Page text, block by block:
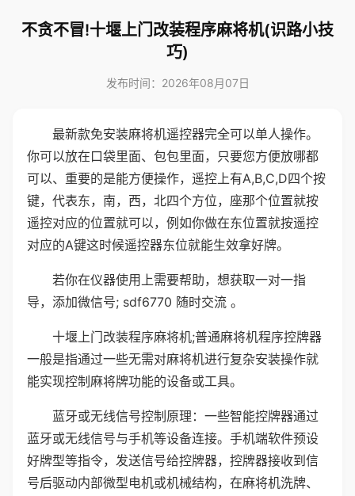
不贪不冒!十堰上门改装程序麻将机(识路小技
巧)
发布时间：2026年08月07日
最新款免安装麻将机遥控器完全可以单人操作。
你可以放在口袋里面、包包里面，只要您方便放哪都
可以、重要的是能方便操作，遥控上有A,B,C,D四个按
键，代表东，南，西，北四个方位，座那个位置就按
遥控对应的位置就可以，例如你做在东位置就按遥控
对应的A键这时候遥控器东位就能生效拿好牌。
若你在仪器使用上需要帮助，想获取一对一指
导，添加微信号; sdf6770 随时交流 。
十堰上门改装程序麻将机;普通麻将机程序控牌器
一般是指通过一些无需对麻将机进行复杂安装操作就
能实现控制麻将牌功能的设备或工具。
蓝牙或无线信号控制原理：一些智能控牌器通过
蓝牙或无线信号与手机等设备连接。手机端软件预设
好牌型等指令，发送信号给控牌器，控牌器接收到信
号后驱动内部微型电机或机械结构，在麻将机洗牌、